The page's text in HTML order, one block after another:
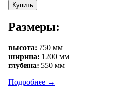
Купить
Размеры:
высота: 750 мм
ширина: 1200 мм
глубина: 550 мм
Подробнее →